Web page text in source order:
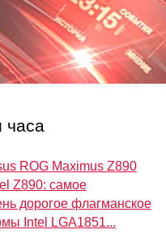
часа
ROG Maximus Z890
Z890: самое
дорогое флагманское
Intel LGA1851...